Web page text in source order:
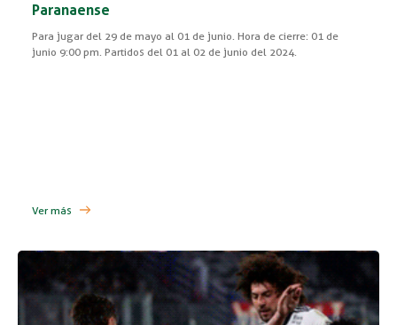
Paranaense
Para jugar del 29 de mayo al 01 de junio. Hora de cierre: 01 de
junio 9:00 pm. Partidos del 01 al 02 de junio del 2024.
Ver más